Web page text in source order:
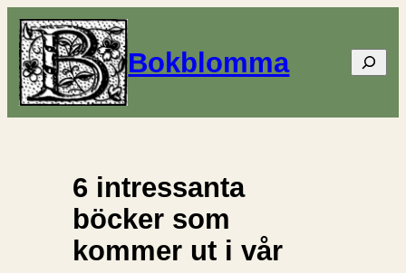
Bokblomma Sök
6 intressanta
böcker som
kommer ut i vår